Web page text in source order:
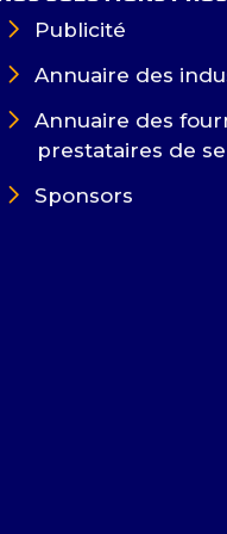
Publicité
Annuaire des
Annuaire des
prestataires de
Sponsors